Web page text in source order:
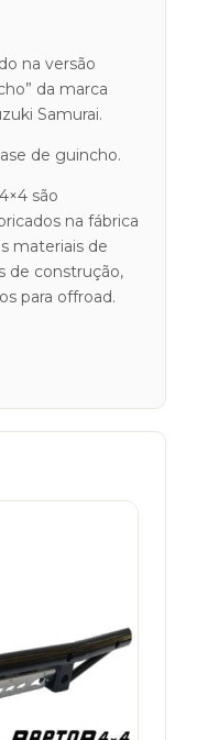
na versão
da marca
Samurai.
de guincho.
são
na fábrica
materiais de
de construção,
para offroad.